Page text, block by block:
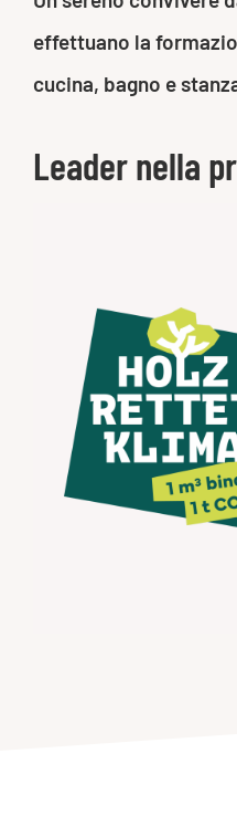
effettuano la
cucina, bagno e
Leader nella